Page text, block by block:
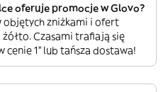
oferuje promocje w Glovo?
zniżkami i ofert
Czasami trafiają się
cenie 1” lub tańsza dostawa!